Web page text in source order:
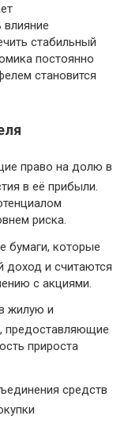
стабильный
постоянно
становится
право на долю в
в её прибыли.
риска.
бумаги, которые
доход и считаются
с акциями.
жилую и
предоставляющие
прироста
средств